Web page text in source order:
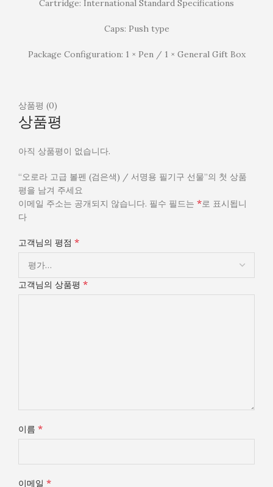
Cartridge: International Standard Specifications
Caps: Push type
Package Configuration: 1 × Pen / 1 × General Gift Box
상품평 (0)
상품평
아직 상품평이 없습니다.
“오로라 고급 볼펜 (검은색) / 서명용 필기구 선물”의 첫 상품
평을 남겨 주세요
이메일 주소는 공개되지 않습니다. 필수 필드는 *로 표시됩니
다
고객님의 평점 *
고객님의 상품평 *
이름 *
이메일 *